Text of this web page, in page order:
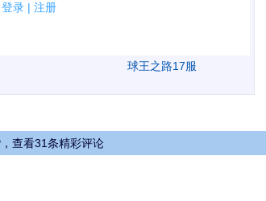
登录 | 注册
球王之路17服
查看31条精彩评论